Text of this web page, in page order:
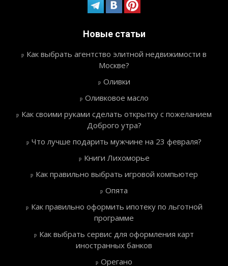
Новые статьи
Как выбрать агентство элитной недвижимости в
Москве?
Оливки
Оливковое масло
Как своими руками сделать открытку с пожеланием
Доброго утра?
Что лучше подарить мужчине на 23 февраля?
Книги Лихоморье
Как правильно выбрать игровой компьютер
Опята
Как правильно оформить ипотеку по льготной
программе
Как выбрать сервис для оформления карт
иностранных банков
Орегано